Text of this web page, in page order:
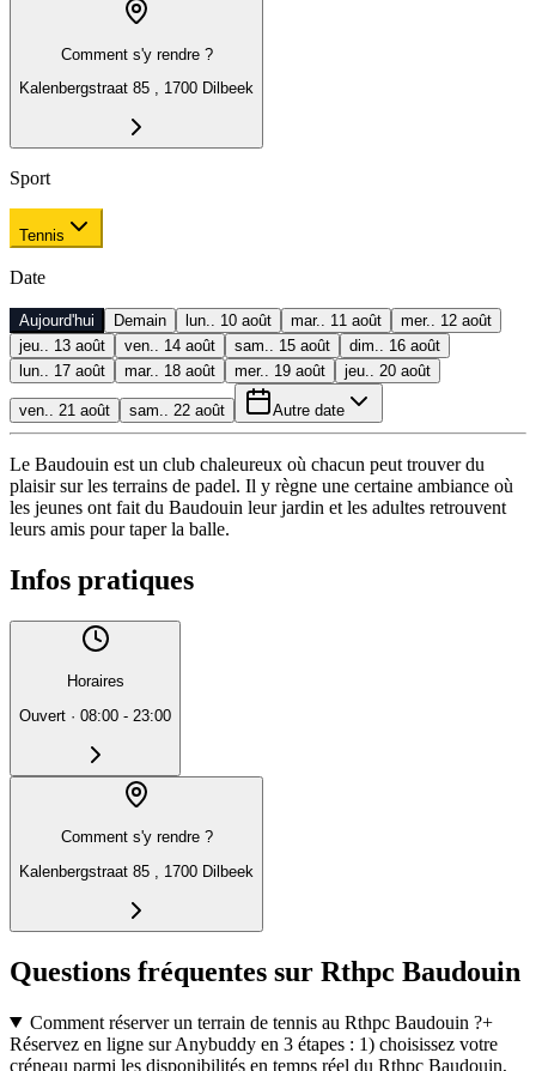
Comment s'y rendre ?
Kalenbergstraat 85 , 1700 Dilbeek
Sport
Tennis
Date
Aujourd'hui Demain lun.. 10 août mar.. 11 août
mer.. 12 août
jeu.. 13 août
ven.. 14 août sam.. 15 août
dim.. 16 août
lun.. 17 août
mar.. 18 août mer.. 19 août jeu.. 20 août
ven.. 21 août sam.. 22 août Autre date
Le Baudouin est un club chaleureux où chacun peut trouver du
plaisir sur les terrains de padel. Il y règne une certaine ambiance où
les jeunes ont fait du Baudouin leur jardin et les adultes retrouvent
leurs amis pour taper la balle.
Infos pratiques
Horaires
Ouvert · 08:00 - 23:00
Comment s'y rendre ?
Kalenbergstraat 85 , 1700 Dilbeek
Questions fréquentes sur Rthpc Baudouin
Comment réserver un terrain de tennis au Rthpc Baudouin ?+
Réservez en ligne sur Anybuddy en 3 étapes : 1) choisissez votre
créneau parmi les disponibilités en temps réel du Rthpc Baudouin,